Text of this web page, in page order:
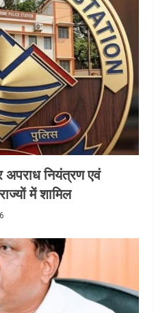
अपराध नियंत्रण एवं
में शामिल